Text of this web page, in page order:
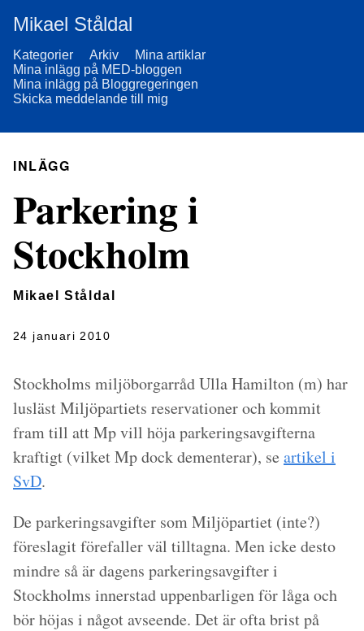
Mikael Ståldal
Kategorier Arkiv
Mina artiklar
Mina inlägg på MED-bloggen
Mina inlägg på Bloggregeringen
Skicka meddelande till mig
INLÄGG
Parkering i
Stockholm
Mikael Ståldal
24 januari 2010
Stockholms miljöborgarråd Ulla Hamilton (m) har
lusläst Miljöpartiets reservationer och kommit
fram till att Mp vill höja parkeringsavgifterna
kraftigt (vilket Mp dock dementerar), se artikel i
SvD.
De parkeringsavgifter som Miljöpartiet (inte?)
föreslagit förefaller väl tilltagna. Men icke desto
mindre så är dagens parkeringsavgifter i
Stockholms innerstad uppenbarligen för låga och
bör höjas i något avseende. Det är ofta brist på